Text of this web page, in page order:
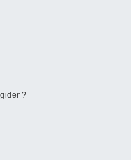
?